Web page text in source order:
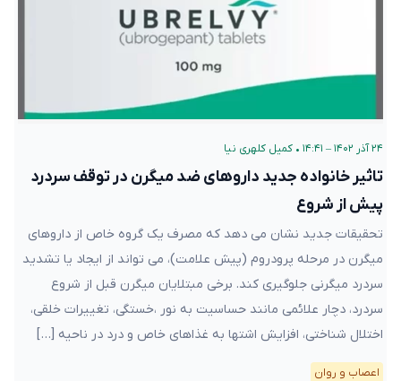
۲۴ آذر ۱۴۰۲ – ۱۴:۴۱ • کمیل کلهری نیا
تاثیر خانواده جدید داروهای ضد میگرن در توقف سردرد
پیش از شروع
تحقیقات جدید نشان می دهد که مصرف یک گروه خاص از داروهای
میگرن در مرحله پرودروم (پیش علامت)، می تواند از ایجاد یا تشدید
سردرد میگرنی جلوگیری کند. برخی مبتلایان میگرن قبل از شروع
سردرد، دچار علائمی مانند حساسیت به نور ،خستگی، تغییرات خلقی،
اختلال شناختی، افزایش اشتها به غذاهای خاص و درد در ناحیه […]
اعصاب و روان